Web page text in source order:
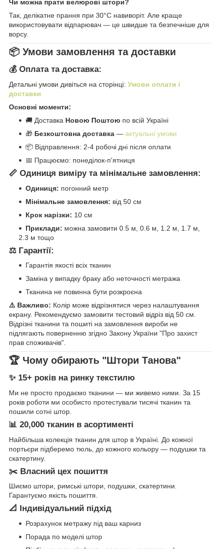
Чи можна прати велюрові штори?
Так, делікатне прання при 30°C навиворіт. Але краще
використовувати відпарювач — це швидше та безпечніше для
ворсу.
📦 Умови замовлення та доставки
💰 Оплата та доставка:
Детальні умови дивіться на сторінці: Умови оплати і
доставки
Основні моменти:
🚚 Доставка Новою Поштою по всій Україні
🎁 Безкоштовна доставка — актуальні умови
📦 Відправлення: 2-4 робочі дні після оплати
📅 Працюємо: понеділок-п'ятниця
📏 Одиниця виміру та мінімальне замовлення:
Одиниця: погонний метр
Мінімальне замовлення: від 50 см
Крок нарізки: 10 см
Приклади: можна замовити 0.5 м, 0.6 м, 1.2 м, 1.7 м,
2.3 м тощо
⚖️ Гарантії:
Гарантія якості всіх тканин
Заміна у випадку браку або неточності метража
Тканина не повинна бути розкроєна
⚠️ Важливо: Колір може відрізнятися через налаштування
екрану. Рекомендуємо замовити тестовий відріз від 50 см.
Відрізні тканини та пошиті на замовлення вироби не
підлягають поверненню згідно Закону України "Про захист
прав споживачів".
🏆 Чому обирають "Штори Танова"
✨ 15+ років на ринку текстилю
Ми не просто продаємо тканини — ми живемо ними. За 15
років роботи ми особисто протестували тисячі тканин та
пошили сотні штор.
📊 20,000 тканин в асортименті
Найбільша колекція тканин для штор в Україні. До кожної
портьєри підберемо тюль, до кожного кольору — подушки та
скатертину.
✂️ Власний цех пошиття
Шиємо штори, римські штори, подушки, скатертини.
Гарантуємо якість пошиття.
📐 Індивідуальний підхід
Розрахунок метражу під ваш карниз
Порада по моделі штор